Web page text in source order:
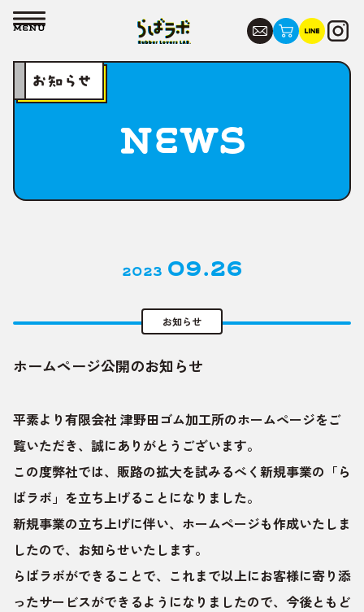
らばラ
お問い合
お知らせ
NEWS
2023 09.26
お知らせ
ホームページ公開のお知らせ
平素より有限会社 津野田ゴム加工所のホームページをご
覧いただき、誠にありがとうございます。
この度弊社では、販路の拡大を試みるべく新規事業の「ら
ばラボ」を立ち上げることになりました。
新規事業の立ち上げに伴い、ホームページも作成いたしま
したので、お知らせいたします。
らばラボができることで、これまで以上にお客様に寄り添
ったサービスができるようになりましたので、今後ともど